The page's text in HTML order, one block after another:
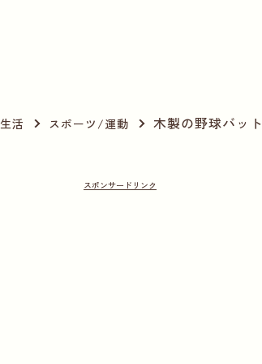
生活 スポーツ/運動 木製の野球バット